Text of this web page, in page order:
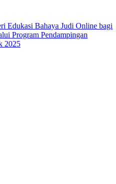
Edukasi Bahaya Judi Online bagi
Program Pendampingan
2025